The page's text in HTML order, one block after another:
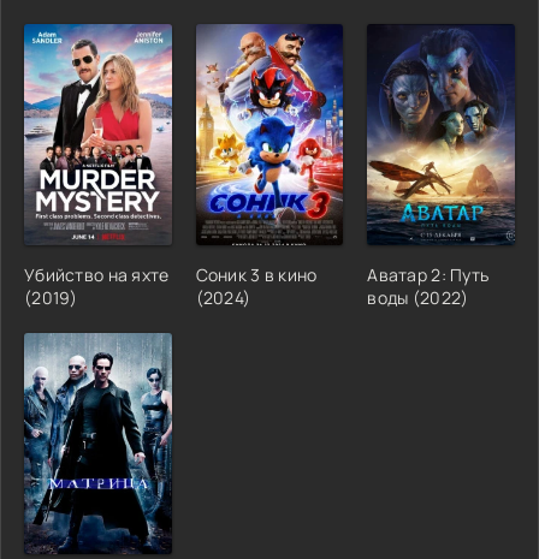
Убийство на яхте
(2019)
Соник 3 в кино
(2024)
Аватар 2: Путь
воды (2022)